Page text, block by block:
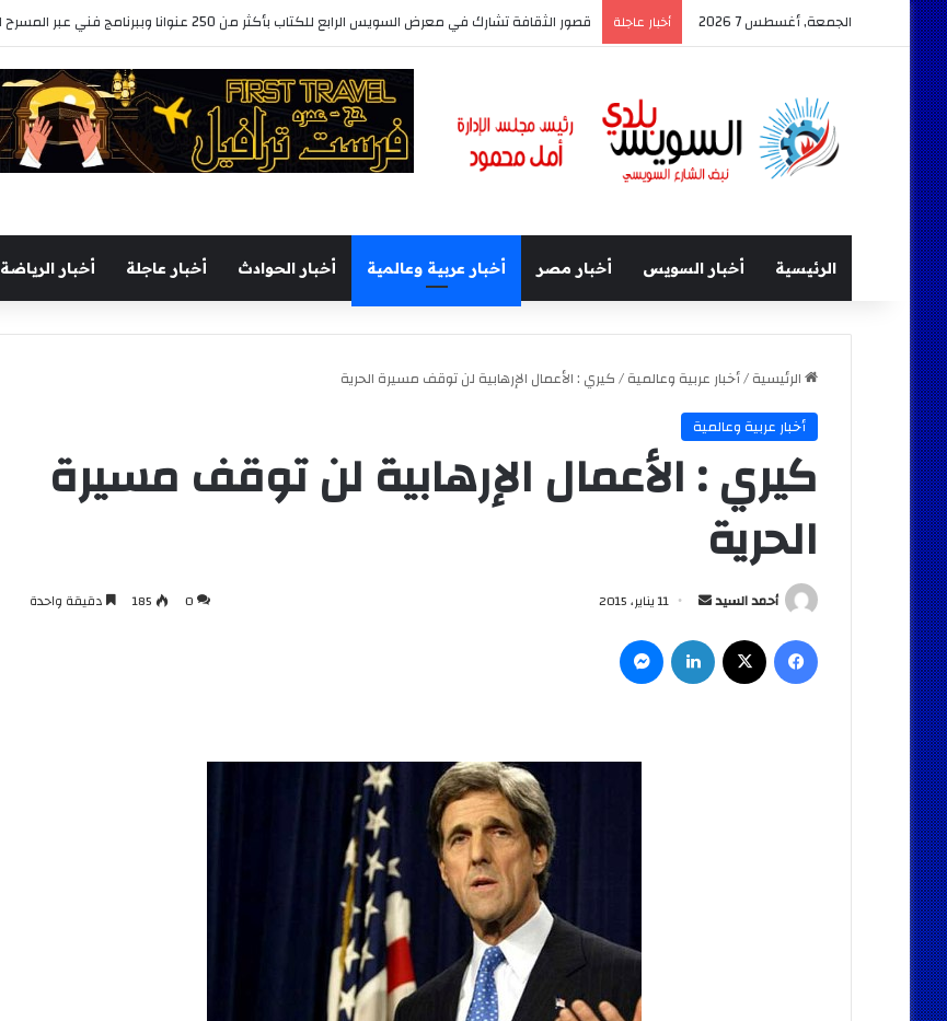
الجمعة, أغسطس 7 2026 أخبار عاجلة قصور الثقافة تشارك في معرض السويس الرابع للكتاب بأكثر من 250 عنوانا وببرنامج فني عبر المسرح المتنقل
الرئيسية أخبار السويس أخبار مصر أخبار عربية وعالمية أخبار الحوادث أخبار عاجلة أخبار الرياضة
الرئيسية/أخبار عربية وعالمية/كيري : الأعمال الإرهابية لن توقف مسيرة الحرية
أخبار عربية وعالمية
كيري : الأعمال الإرهابية لن توقف مسيرة
الحرية
أحمد السيد
أرسل
إلكترونيا
11 يناير، 2015 0
185 دقيقة واحدة
فيسبوك لينكدإن